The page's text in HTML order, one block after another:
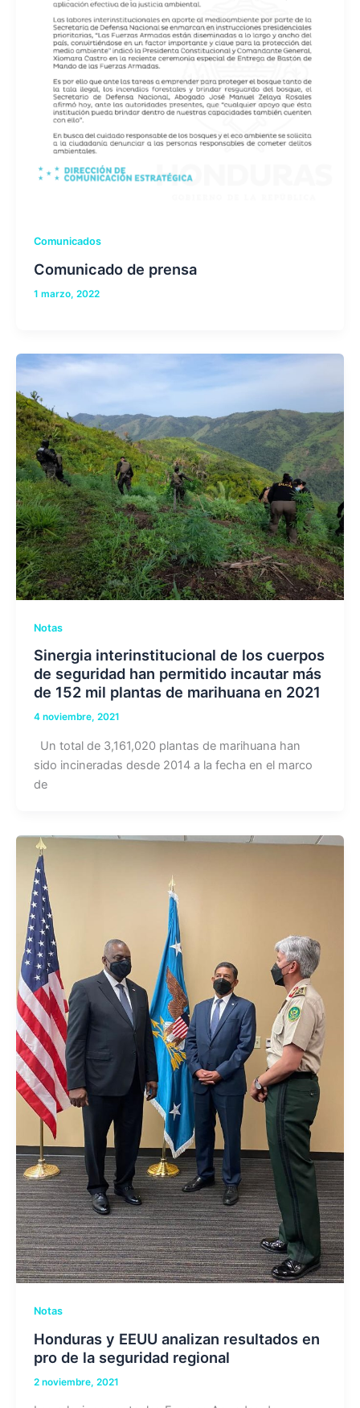
Comunicados
Comunicado de prensa
1 marzo, 2022
Notas
Sinergia interinstitucional de los cuerpos
de seguridad han permitido incautar más
de 152 mil plantas de marihuana en 2021
4 noviembre, 2021
Un total de 3,161,020 plantas de marihuana han
sido incineradas desde 2014 a la fecha en el marco
de
Notas
Honduras y EEUU analizan resultados en
pro de la seguridad regional
2 noviembre, 2021